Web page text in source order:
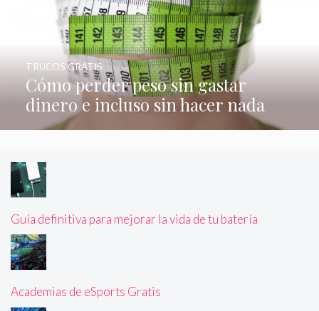
Cómo perder peso sin gastar
dinero e incluso sin hacer nada
TRUCOS GRATIS
Guía definitiva para mejorar la vida de tu batería
Academias de eSports Gratis